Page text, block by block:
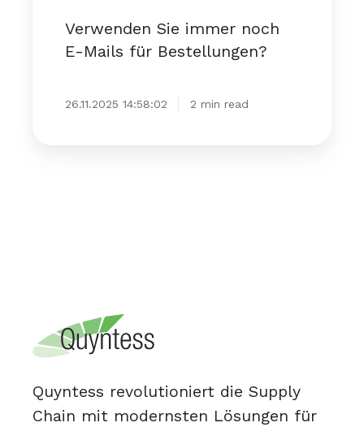
Verwenden Sie immer noch
E-Mails für Bestellungen?
26.11.2025 14:58:02 2 min read
Quyntess revolutioniert die Supply
Chain mit modernsten Lösungen für